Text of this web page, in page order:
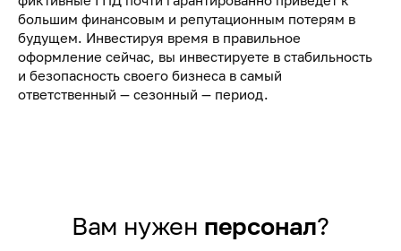
большим финансовым и репутационным потерям в
будущем. Инвестируя время в правильное
оформление сейчас, вы инвестируете в стабильность
и безопасность своего бизнеса в самый
ответственный — сезонный — период.
Вам нужен персонал?